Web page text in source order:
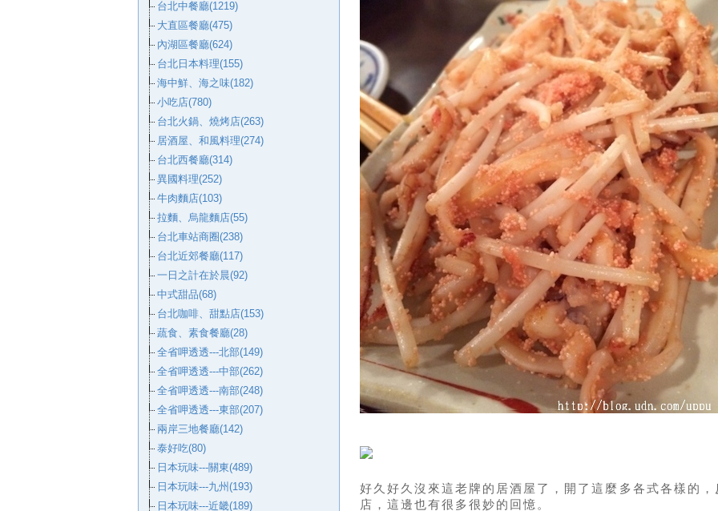
好久好久沒來這老牌的居酒屋了，開了這麼多各式各樣的
店，這邊也有很多很妙的回憶。
台北中餐廳(1219)
大直區餐廳(475)
內湖區餐廳(624)
台北日本料理(155)
海中鮮、海之味(182)
小吃店(780)
台北火鍋、燒烤店(263)
居酒屋、和風料理(274)
台北西餐廳(314)
異國料理(252)
牛肉麵店(103)
拉麵、烏龍麵店(55)
台北車站商圈(238)
台北近郊餐廳(117)
一日之計在於晨(92)
中式甜品(68)
台北咖啡、甜點店(153)
蔬食、素食餐廳(28)
全省呷透透---北部(149)
全省呷透透---中部(262)
全省呷透透---南部(248)
全省呷透透---東部(207)
兩岸三地餐廳(142)
泰好吃(80)
日本玩味---關東(489)
日本玩味---九州(193)
日本玩味---近畿(189)